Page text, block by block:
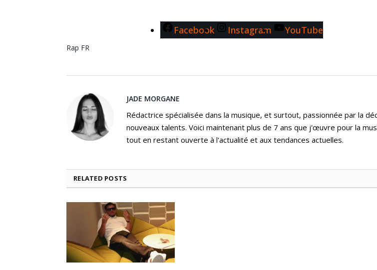
Facebook Instagram YouTube
Rap FR
JADE MORGANE
Rédactrice spécialisée dans la musique, et surtout, passionnée par la
nouveaux talents. Voici maintenant plus de 7 ans que j'œuvre pour la
tout en restant ouverte à l'actualité et aux tendances actuelles.
RELATED POSTS